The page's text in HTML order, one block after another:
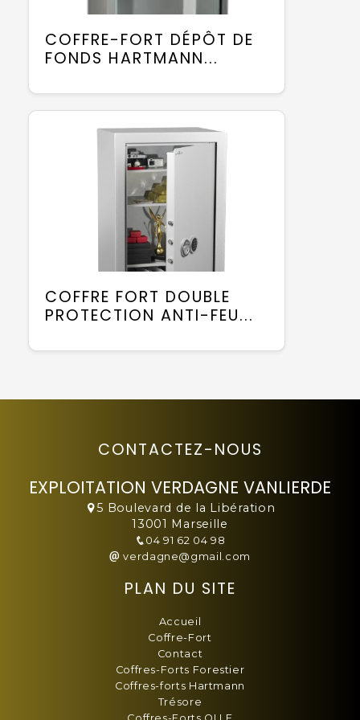
COFFRE-FORT DÉPÔT DE
FONDS HARTMANN...
COFFRE FORT DOUBLE
PROTECTION ANTI-FEU...
CONTACTEZ-NOUS
EXPLOITATION VERDAGNE VANLIERDE
5 Boulevard de la Libération
13001 Marseille
04 91 62 04 98
verdagne@gmail.com
PLAN DU SITE
Accueil
Coffre-Fort
Contact
Coffres-Forts Forestier
Coffres-forts Hartmann
Trésore